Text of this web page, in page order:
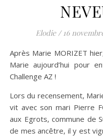
Elodie / 16
Après Marie MORIZET hier, nous retrouvons une nouvelle
Marie aujourd’hui pour
Challenge AZ !
Lors du recensement,
vit avec son mari Pierre
aux Egrots, commune de
de mes ancêtre, il y est